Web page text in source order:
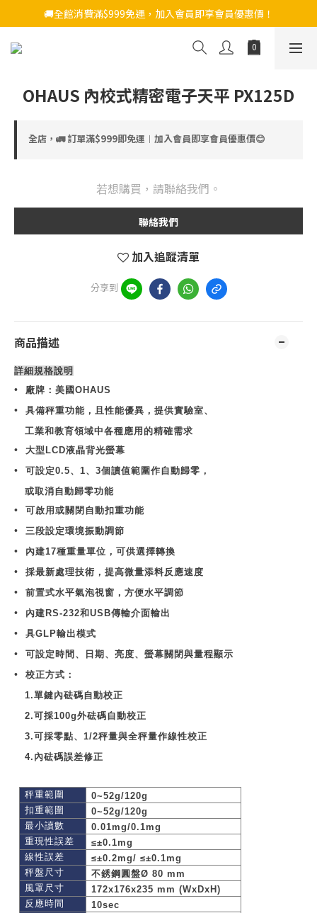
🚚全館消費滿$999免運，加入會員即享會員優惠價！
OHAUS 內校式精密電子天平 PX125D
全店，🚛 訂單滿$999即免運︱加入會員即享會員優惠價😊
若想購買，請聯絡我們。
聯絡我們
加入追蹤清單
分享到
商品描述
詳細規格說明
• 廠牌：美國 OHAUS
•
具備秤重功能，且性能優異，提供實驗室、
工業和教育領域中各種應用的精確需求
• 大型 LCD液晶背光螢幕
• 可設定0.5、 1、 3個讀值範圍作自動歸零，
或取消自動歸零功能
• 可啟用或關閉自動扣重功能
• 三段設定環境振動調節
• 內建17種重量單位，可供選擇轉換
• 採最新處理技術，提高微量添料反應速度
• 前置式水平氣泡視窗，方便水平調節
• 內建 RS-232和USB傳輸介面輸出
• 具GLP輸出模式
• 可設定時間、日期、亮度、螢幕關閉與量程顯示
•
校正方式：
1.單鍵內砝碼自動校正
2.可採100g外砝碼自動校正
3.可採零點、 1/2秤量與全秤量作線性校正
4. 內砝碼誤差修正
秤重範圍
0~52g/120g
扣重範圍
0~52g/120g
最小讀數
0.01mg/0.1mg
重現性誤差
≤±0.1mg
線性誤差
≤±0.2mg/ ≤±0.1mg
秤盤尺寸
不銹鋼圓盤Ø 80 mm
風罩尺寸
172x176x235 mm (WxDxH)
反應時間
10sec